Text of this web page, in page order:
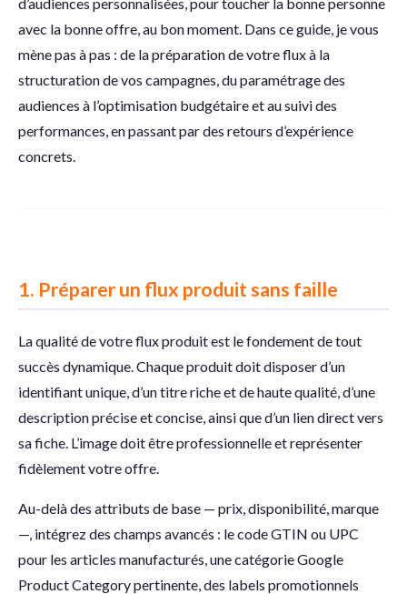
avec la bonne offre, au bon moment. Dans ce guide, je vous
mène pas à pas : de la préparation de votre flux à la
structuration de vos campagnes, du paramétrage des
audiences à l’optimisation budgétaire et au suivi des
performances, en passant par des retours d’expérience
concrets.
1. Préparer un flux produit sans faille
La qualité de votre flux produit est le fondement de tout
succès dynamique. Chaque produit doit disposer d’un
identifiant unique, d’un titre riche et de haute qualité, d’une
description précise et concise, ainsi que d’un lien direct vers
sa fiche. L’image doit être professionnelle et représenter
fidèlement votre offre.
Au-delà des attributs de base — prix, disponibilité, marque
—, intégrez des champs avancés : le code GTIN ou UPC
pour les articles manufacturés, une catégorie Google
Product Category pertinente, des labels promotionnels